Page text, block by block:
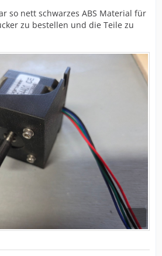
so nett schwarzes ABS Material für
zu bestellen und die Teile zu